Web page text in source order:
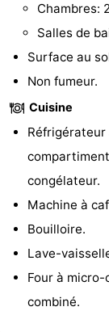
Médicales
Région
Zeeland
Schouwen-
Duiveland
Renesse
-
Brouwershaven
Chambres:
Salles de
Surface au
Non fumeur.
Cuisine
Réfrigérateur
compartiment
congélateur.
Machine à
Bouilloire.
Lave-
Four à micro-
combiné.